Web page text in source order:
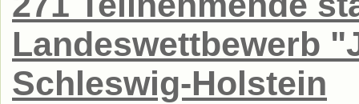
Landeswettbewerb
Schleswig-Holstein